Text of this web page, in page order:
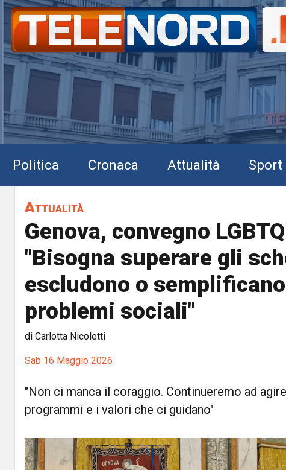
Politica Cronaca Attualità Sport
Attualità
Genova, convegno
"Bisogna superare gli
escludono o
problemi sociali"
di Carlotta Nicoletti
Sab 16 Maggio 2026
"Non ci manca il coraggio. Continueremo ad
programmi e i valori che ci guidano"